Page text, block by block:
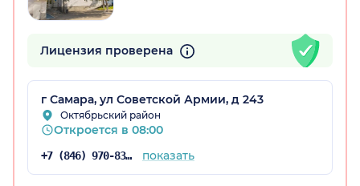
Лицензия проверена
г Самара, ул Советской Армии, д 243
Октябрьский район
Откроется в 08:00
+7 (846) 970-83-16 показать